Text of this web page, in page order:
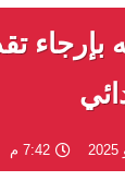
7:42 م